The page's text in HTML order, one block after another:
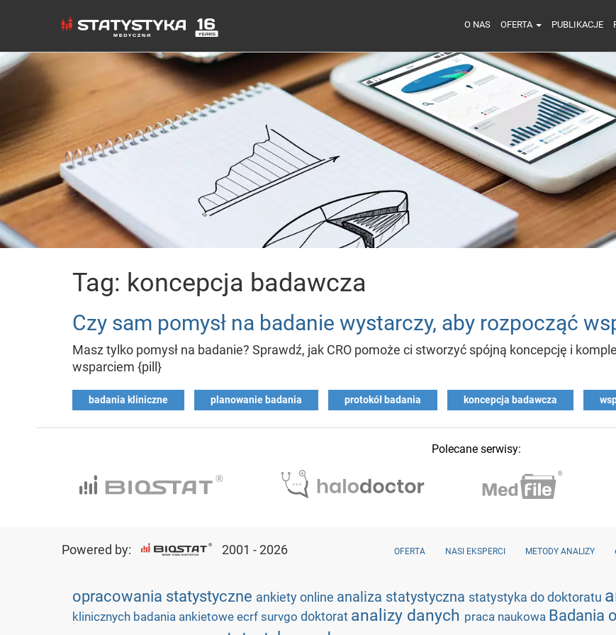
O NAS OFERTA PUBLIKACJE
Tag: koncepcja badawcza
Czy sam pomysł na badanie wystarczy, aby rozpocząć
Masz tylko pomysł na badanie? Sprawdź, jak CRO pomoże ci stworzyć spójną koncepcję i
wsparciem {pill}
badania kliniczne planowanie badania protokół badania koncepcja badawcza
Polecane serwisy:
Powered by: 2001 - 2026 OFERTA NASI EKSPERCI METODY ANALIZY
opracowania statystyczne ankiety online analiza statystyczna statystyka do doktoratu
klinicznych badania ankietowe ecrf survgo doktorat analizy danych praca naukowa Badania